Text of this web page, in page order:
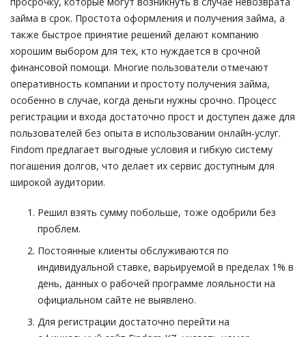
займа в срок. Простота оформления и получения займа, а
также быстрое принятие решений делают компанию
хорошим выбором для тех, кто нуждается в срочной
финансовой помощи. Многие пользователи отмечают
оперативность компании и простоту получения займа,
особенно в случае, когда деньги нужны срочно. Процесс
регистрации и входа достаточно прост и доступен даже для
пользователей без опыта в использовании онлайн-услуг.
Findom предлагает выгодные условия и гибкую систему
погашения долгов, что делает их сервис доступным для
широкой аудитории.
Решил взять сумму побольше, тоже одобрили без
проблем.
Постоянные клиенты обслуживаются по
индивидуальной ставке, варьируемой в пределах 1% в
день, данных о рабочей программе лояльности на
официальном сайте не выявлено.
Для регистрации достаточно перейти на